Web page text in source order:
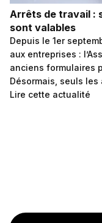
Arrêts de travail :
sont valables
Depuis le 1er
aux entreprises :
anciens formulaires
Désormais, seuls les
Lire cette actualité